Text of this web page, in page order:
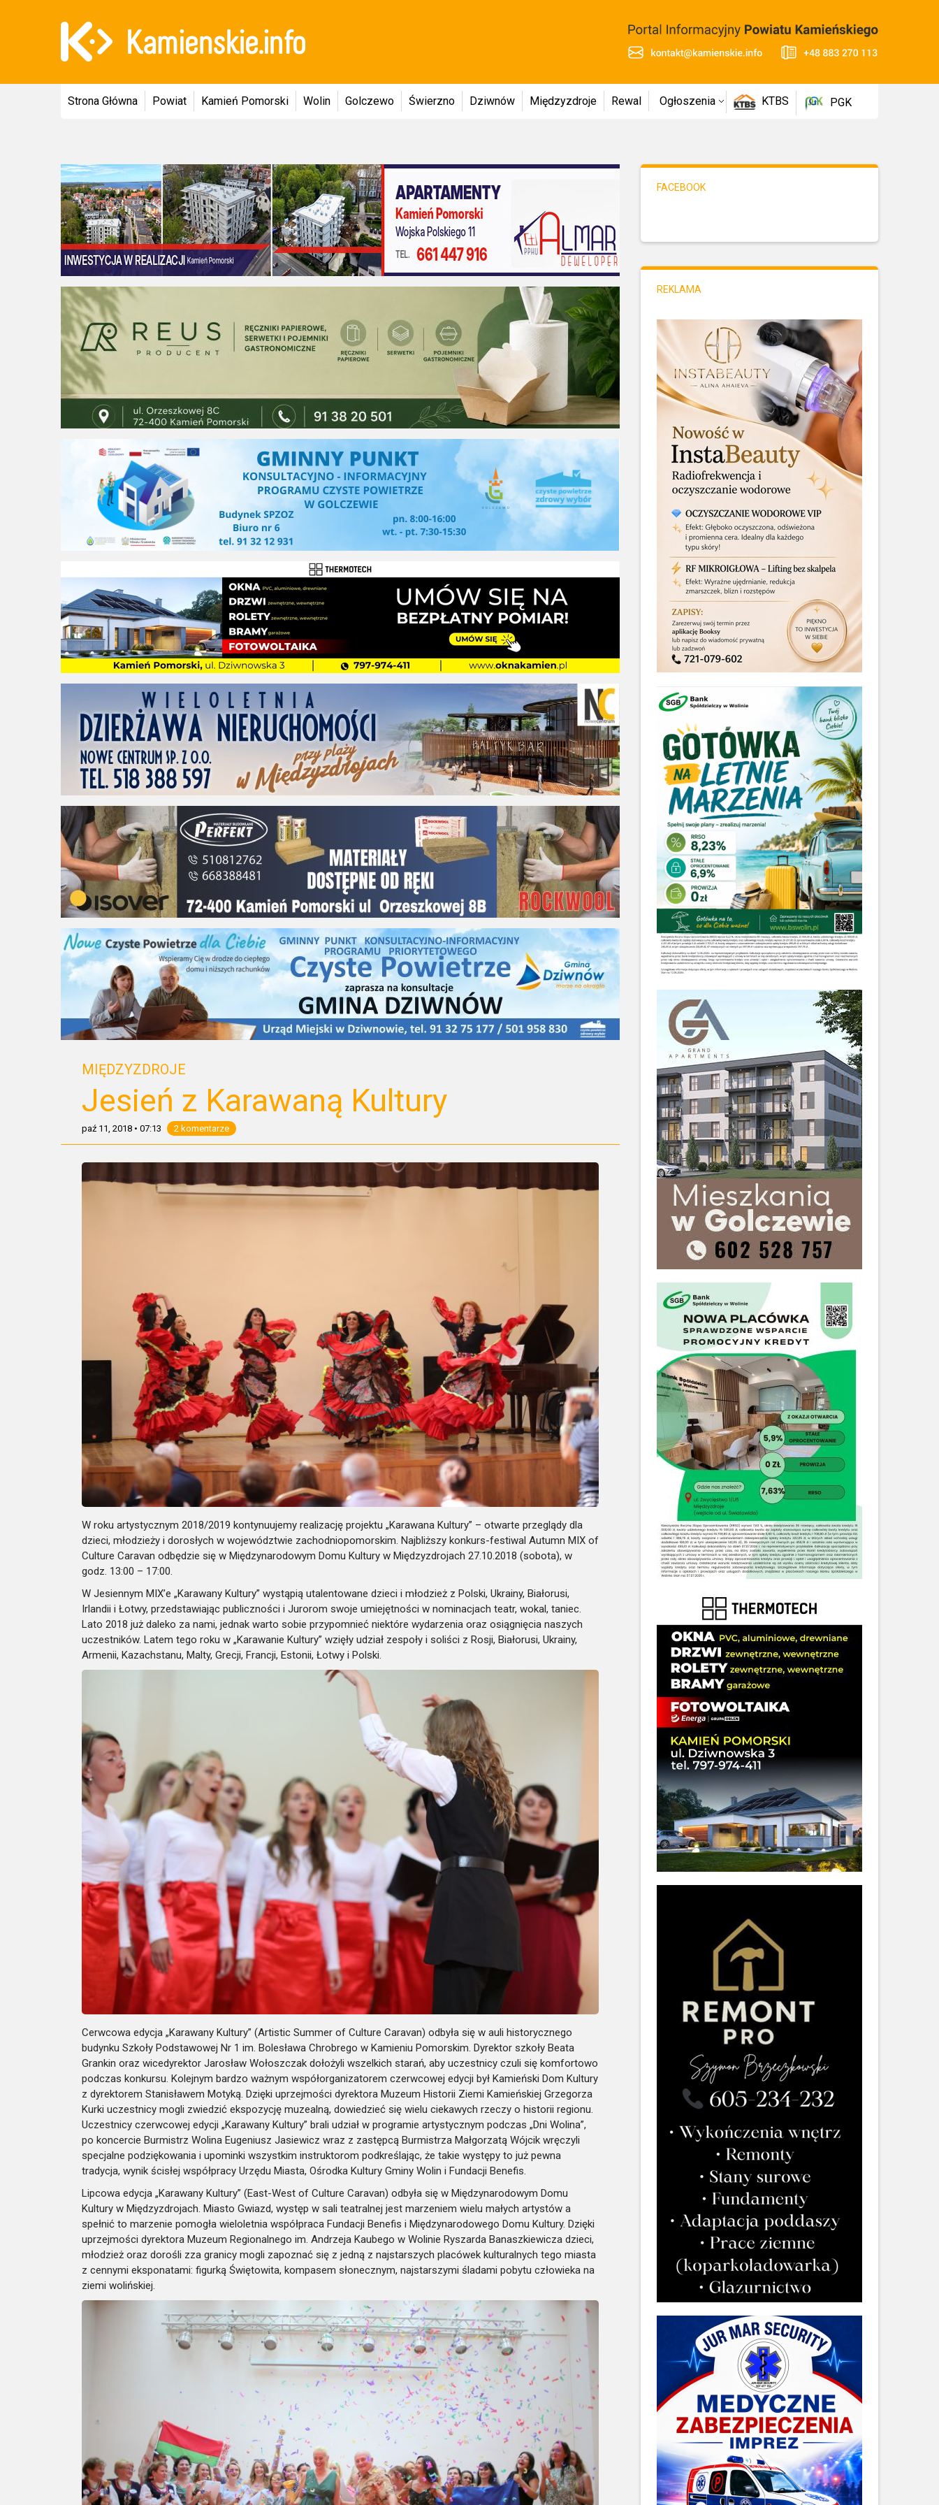
Strona Główna Powiat Kamień Pomorski Wolin Golczewo Świerzno Dziwnów Międzyzdroje Rewal Ogłoszenia KTBS PGK
MIĘDZYZDROJE
Jesień z Karawaną Kultury
paź 11, 2018 • 07:13 2 komentarze
W roku artystycznym 2018/2019 kontynuujemy realizację projektu „Karawana Kultury” – otwarte przeglądy dla
dzieci, młodzieży i dorosłych w województwie zachodniopomorskim. Najbliższy konkurs-festiwal Autumn MIX of
Culture Caravan odbędzie się w Międzynarodowym Domu Kultury w Międzyzdrojach 27.10.2018 (sobota), w
godz. 13:00 – 17:00.
W Jesiennym MIX’e „Karawany Kultury” wystąpią utalentowane dzieci i młodzież z Polski, Ukrainy, Białorusi,
Irlandii i Łotwy, przedstawiając publiczności i Jurorom swoje umiejętności w nominacjach teatr, wokal, taniec.
Lato 2018 już daleko za nami, jednak warto sobie przypomnieć niektóre wydarzenia oraz osiągnięcia naszych
uczestników. Latem tego roku w „Karawanie Kultury” wzięły udział zespoły i soliści z Rosji, Białorusi, Ukrainy,
Armenii, Kazachstanu, Malty, Grecji, Francji, Estonii, Łotwy i Polski.
Cerwcowa edycja „Karawany Kultury” (Artistic Summer of Culture Caravan) odbyła się w auli historycznego
budynku Szkoły Podstawowej Nr 1 im. Bolesława Chrobrego w Kamieniu Pomorskim. Dyrektor szkoły Beata
Grankin oraz wicedyrektor Jarosław Wołoszczak dołożyli wszelkich starań, aby uczestnicy czuli się komfortowo
podczas konkursu. Kolejnym bardzo ważnym współorganizatorem czerwcowej edycji był Kamieński Dom Kultury
z dyrektorem Stanisławem Motyką. Dzięki uprzejmości dyrektora Muzeum Historii Ziemi Kamieńskiej Grzegorza
Kurki uczestnicy mogli zwiedzić ekspozycję muzealną, dowiedzieć się wielu ciekawych rzeczy o historii regionu.
Uczestnicy czerwcowej edycji „Karawany Kultury” brali udział w programie artystycznym podczas „Dni Wolina”,
po koncercie Burmistrz Wolina Eugeniusz Jasiewicz wraz z zastępcą Burmistrza Małgorzatą Wójcik wręczyli
specjalne podziękowania i upominki wszystkim instruktorom podkreślając, że takie występy to już pewna
tradycja, wynik ścisłej współpracy Urzędu Miasta, Ośrodka Kultury Gminy Wolin i Fundacji Benefis.
Lipcowa edycja „Karawany Kultury” (East-West of Culture Caravan) odbyła się w Międzynarodowym Domu
Kultury w Międzyzdrojach. Miasto Gwiazd, występ w sali teatralnej jest marzeniem wielu małych artystów a
spełnić to marzenie pomogła wieloletnia współpraca Fundacji Benefis i Międzynarodowego Domu Kultury. Dzięki
uprzejmości dyrektora Muzeum Regionalnego im. Andrzeja Kaubego w Wolinie Ryszarda Banaszkiewicza dzieci,
młodzież oraz dorośli zza granicy mogli zapoznać się z jedną z najstarszych placówek kulturalnych tego miasta
z cennymi eksponatami: figurką Świętowita, kompasem słonecznym, najstarszymi śladami pobytu człowieka na
ziemi wolińskiej.
FACEBOOK
REKLAMA